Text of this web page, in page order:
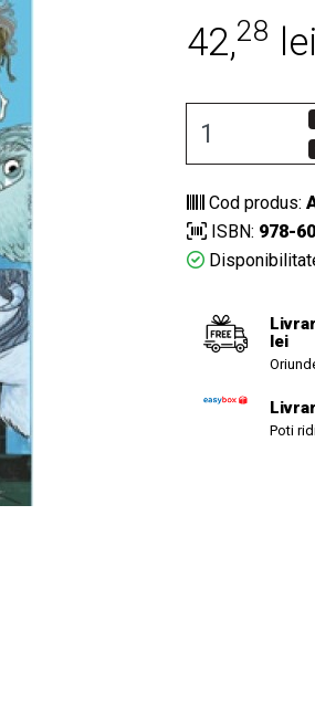
42,28 lei
Cod produs:
ISBN: 978-
lei
Poti